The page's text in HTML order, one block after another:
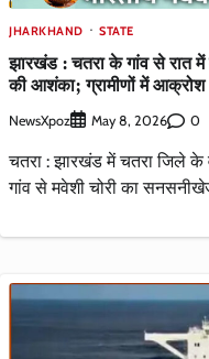
JHARKHAND STATE
झारखंड : चतरा के गांव से रात में
की आशंका; ग्रामीणों में आक्रोश
NewsXpoz May 8, 2026 0
चतरा : झारखंड में चतरा जिले के
गांव से मवेशी चोरी का